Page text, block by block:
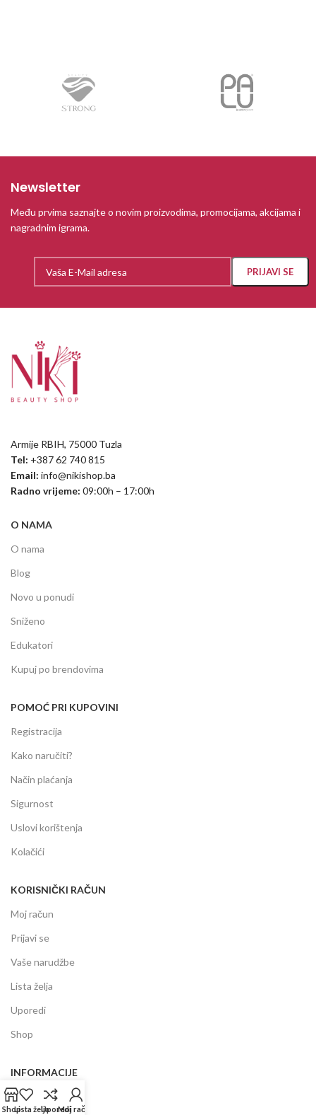
Newsletter
Među prvima saznajte o novim proizvodima, promocijama, akcijama i
nagradnim igrama.
Armije RBIH, 75000 Tuzla
Tel: +387 62 740 815
Email: info@nikishop.ba
Radno vrijeme: 09:00h – 17:00h
O NAMA
O nama
Blog
Novo u ponudi
Sniženo
Edukatori
Kupuj po brendovima
POMOĆ PRI KUPOVINI
Registracija
Kako naručiti?
Način plaćanja
Sigurnost
Uslovi korištenja
Kolačići
KORISNIČKI RAČUN
Moj račun
Prijavi se
Vaše narudžbe
Lista želja
Uporedi
Shop
INFORMACIJE
Prodajni centar
ShopLista željaUporediMoj račun